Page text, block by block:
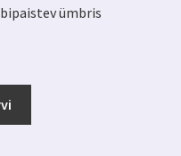
ümbris